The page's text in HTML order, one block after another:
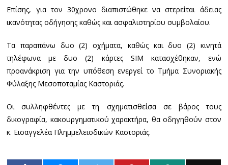
Επίσης, για τον 30χρονο διαπιστώθηκε να στερείται άδειας
ικανότητας οδήγησης καθώς και ασφαλιστηρίου συμβολαίου.
Τα παραπάνω δυο (2) οχήματα, καθώς και δυο (2) κινητά
τηλέφωνα με δυο (2) κάρτες SIM κατασχέθηκαν, ενώ
προανάκριση για την υπόθεση ενεργεί το Τμήμα Συνοριακής
Φύλαξης Μεσοποταμίας Καστοριάς.
Οι συλληφθέντες με τη σχηματισθείσα σε βάρος τους
δικογραφία, κακουργηματικού χαρακτήρα, θα οδηγηθούν στον
κ. Εισαγγελέα Πλημμελειοδικών Καστοριάς.